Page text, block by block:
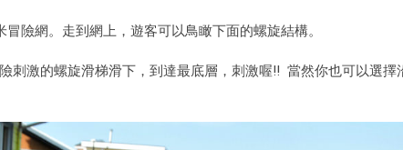
險網。走到網上，遊客可以鳥瞰下面的螺旋結構。
刺激的螺旋滑梯滑下，到達最底層，刺激喔!! 當然你也可以選擇